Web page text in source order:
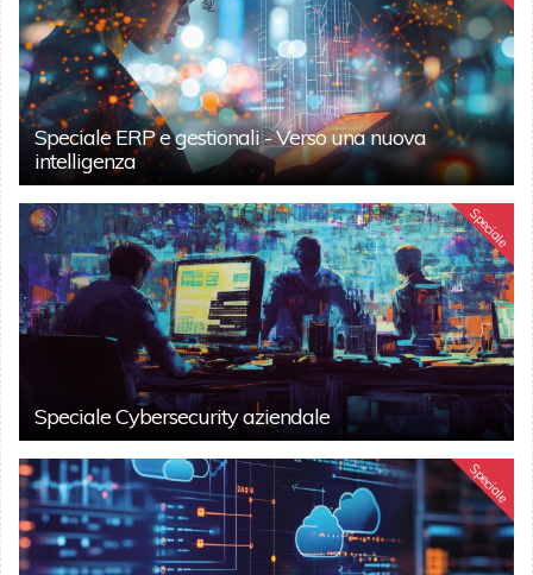
Speciale ERP e gestionali - Verso una nuova
intelligenza
Speciale
Speciale Cybersecurity aziendale
Speciale